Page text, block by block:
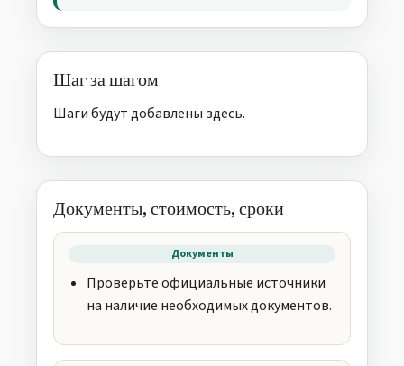
Шаг за шагом
Шаги будут добавлены здесь.
Документы, стоимость, сроки
Документы
Проверьте официальные источники
на наличие необходимых документов.